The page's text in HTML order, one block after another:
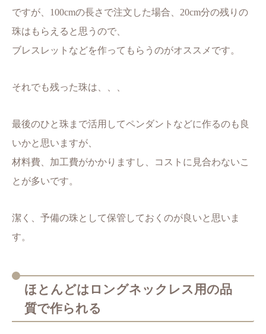
ですが、100cmの長さで注文した場合、20cm分の残りの
珠はもらえると思うので、
ブレスレットなどを作ってもらうのがオススメです。
それでも残った珠は、、、
最後のひと珠まで活用してペンダントなどに作るのも良
いかと思いますが、
材料費、加工費がかかりますし、コストに見合わないこ
とが多いです。
潔く、予備の珠として保管しておくのが良いと思いま
す。
ほとんどはロングネックレス用の品
質で作られる